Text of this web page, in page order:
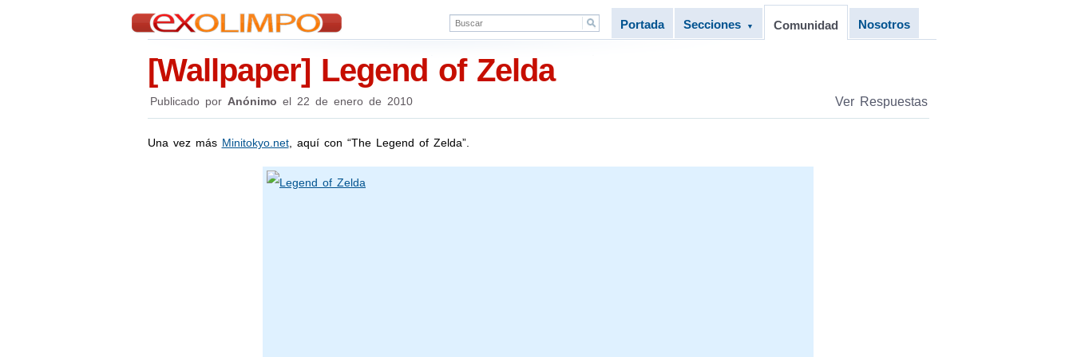
Portada Secciones ▼ Comunidad Nosotros
[Wallpaper] Legend of Zelda
Publicado por Anónimo el 22 de enero de 2010 Ver Respuestas
Una vez más Minitokyo.net, aquí con “The Legend of Zelda”.